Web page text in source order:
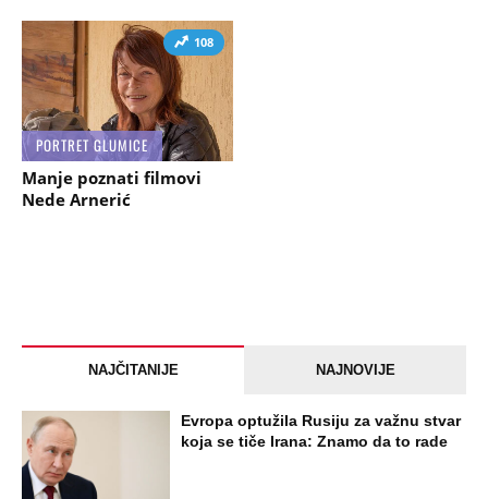
108
PORTRET GLUMICE
Manje poznati filmovi
Nede Arnerić
NAJČITANIJE NAJNOVIJE
Evropa optužila Rusiju za važnu stvar
koja se tiče Irana: Znamo da to rade